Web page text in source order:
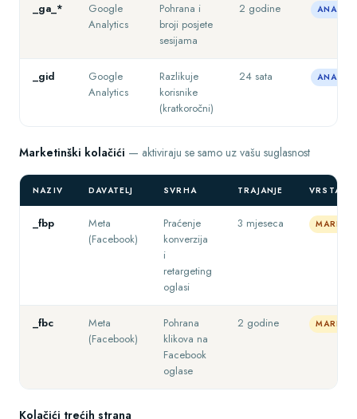
_ga_*
Google
Analytics
Pohrana i
broji posjete
sesijama
2 godine
_gid
Google
Analytics
Razlikuje
korisnike
(kratkoročni)
24 sata
Marketinški kolačići — aktiviraju se samo uz vašu suglasnost
NAZIV DAVATELJ SVRHA TRAJANJE VRSTA
_fbp
Meta
(Facebook)
Praćenje
konverzija
i
retargeting
oglasi
3 mjeseca
_fbc
Meta
(Facebook)
Pohrana
klikova na
Facebook
oglase
2 godine
Kolačići trećih strana